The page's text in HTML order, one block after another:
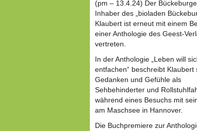
(pm – 13.4.24) Der
Inhaber des „bioladen
Klaubert ist erneut mit einem
einer Anthologie des Geest-
vertreten.
In der Anthologie „Leben will
entfachen“ beschreibt Klaubert
Gedanken und Gefühle als
Sehbehinderter und
während eines Besuchs mit
am Maschsee in Hannover.
Die Buchpremiere zur